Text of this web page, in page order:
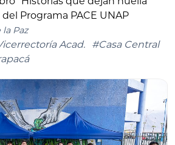
Programa PACE UNAP
Paz
Acad.
#Casa Central